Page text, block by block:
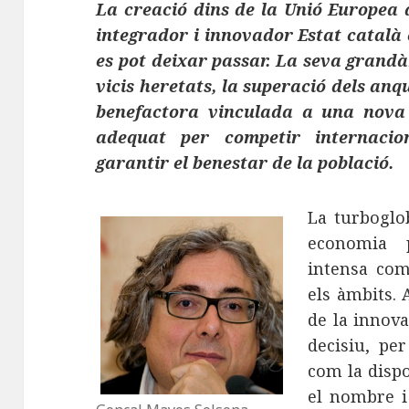
La creació dins de la Unió Europea
integrador i innovador Estat català
es pot deixar passar. La seva
vicis heretats, la superació dels
benefactora vinculada a una
adequat per competir
garantir el benestar de la població.
La
economia
intensa
els àmbits.
de la
decisiu,
com la
el nombre